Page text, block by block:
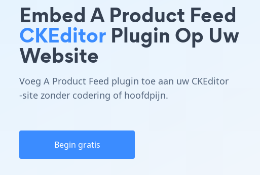
Embed A Product Feed
CKEditor Plugin Op Uw
Website
Voeg A Product Feed plugin toe aan uw CKEditor
-site zonder codering of hoofdpijn.
Begin gratis